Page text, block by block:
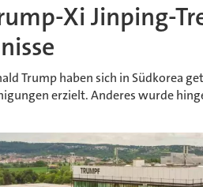
Xi Jinping-
Trump haben sich in Südkorea
erzielt. Anderes wurde